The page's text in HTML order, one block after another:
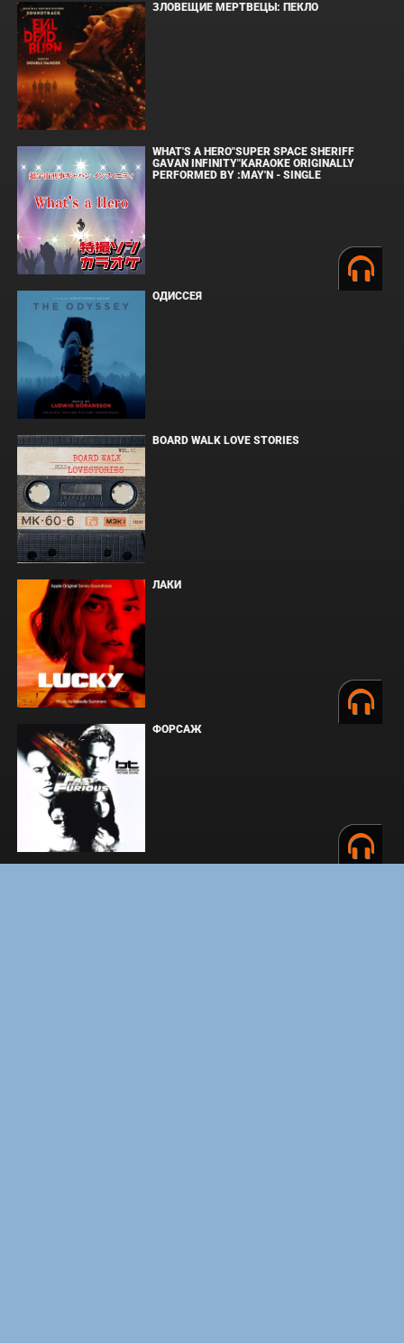
ЗЛОВЕЩИЕ МЕРТВЕЦЫ: ПЕКЛО
WHAT'S A HERO"SUPER SPACE SHERIFF
GAVAN INFINITY"KARAOKE ORIGINALLY
PERFORMED BY :MAY'N - SINGLE
ОДИССЕЯ
BOARD WALK LOVE STORIES
ЛАКИ
ФОРСАЖ